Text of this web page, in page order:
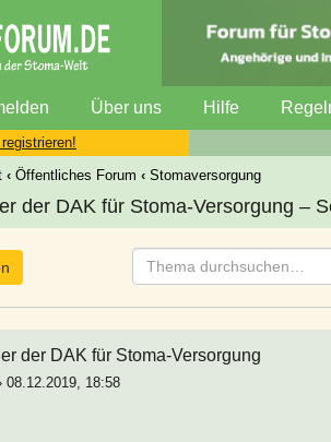
Über uns Hilfe
‹ Öffentliches Forum ‹ Stomaversorgung
der DAK für Stoma-Versorgung –
der DAK für Stoma-Versorgung
08.12.2019, 18:58